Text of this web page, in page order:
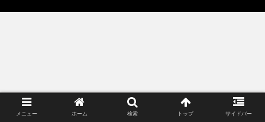
メニュー ホーム 検索 トップ サイドバー